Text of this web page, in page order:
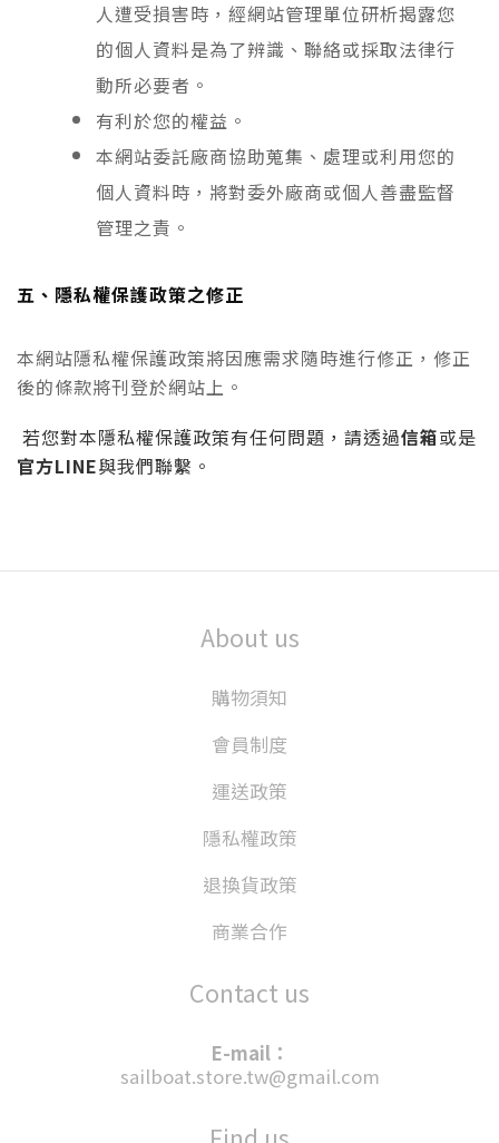
人遭受損害時，經網站管理單位研析揭露您
的個人資料是為了辨識、聯絡或採取法律行
動所必要者。
有利於您的權益。
本網站委託廠商協助蒐集、處理或利用您的
個人資料時，將對委外廠商或個人善盡監督
管理之責。
五、隱私權保護政策之修正
本網站隱私權保護政策將因應需求隨時進行修正，修正
後的條款將刊登於網站上。
若您對本隱私權保護政策有任何問題，請透過信箱或是
官方LINE與我們聯繫。
About us
購物須知
會員制度
運送政策
隱私權政策
退換貨政策
商業合作
Contact us
E-mail：
sailboat.store.tw@gmail.com